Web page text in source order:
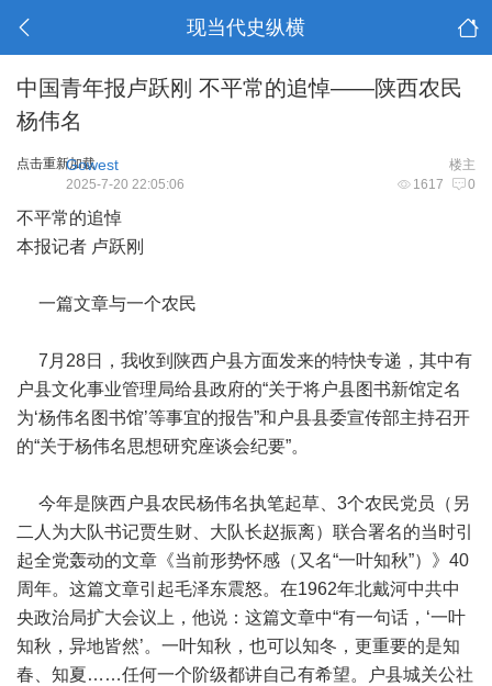
现当代史纵横
中国青年报卢跃刚 不平常的追悼——陕西农民
杨伟名
点击重新加载 楼主
Gowest
1617 0
2025-7-20 22:05:06
不平常的追悼
本报记者 卢跃刚
一篇文章与一个农民
7月28日，我收到陕西户县方面发来的特快专递，其中有
户县文化事业管理局给县政府的“关于将户县图书新馆定名
为‘杨伟名图书馆’等事宜的报告”和户县县委宣传部主持召开
的“关于杨伟名思想研究座谈会纪要”。
今年是陕西户县农民杨伟名执笔起草、3个农民党员（另
二人为大队书记贾生财、大队长赵振离）联合署名的当时引
起全党轰动的文章《当前形势怀感（又名“一叶知秋”）》40
周年。这篇文章引起毛泽东震怒。在1962年北戴河中共中
央政治局扩大会议上，他说：这篇文章中“有一句话，‘一叶
知秋，异地皆然’。一叶知秋，也可以知冬，更重要的是知
春、知夏……任何一个阶级都讲自己有希望。户县城关公社